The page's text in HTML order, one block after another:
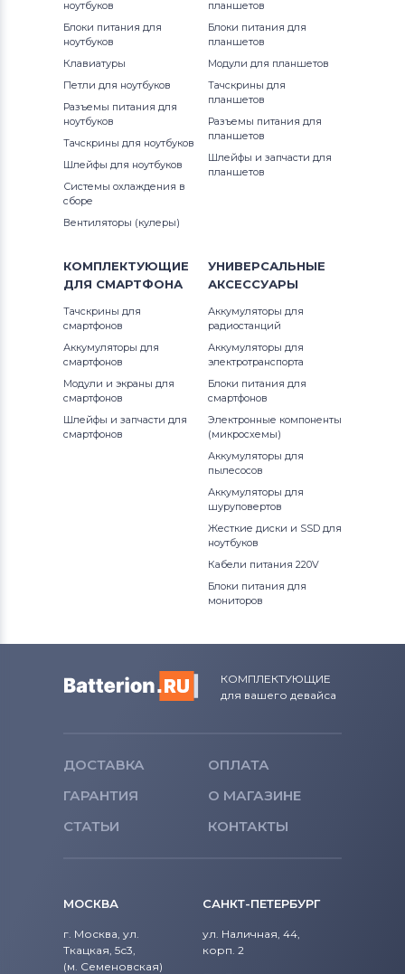
ноутбуков
Блоки питания для
ноутбуков
Клавиатуры
Петли для ноутбуков
Разъемы питания для
ноутбуков
Тачскрины для ноутбуков
Шлейфы для ноутбуков
Системы охлаждения в
сборе
Вентиляторы (кулеры)
планшетов
Блоки питания для
планшетов
Модули для планшетов
Тачскрины для
планшетов
Разъемы питания для
планшетов
Шлейфы и запчасти для
планшетов
КОМПЛЕКТУЮЩИЕ
ДЛЯ СМАРТФОНА
Тачскрины для
смартфонов
Аккумуляторы для
смартфонов
Модули и экраны для
смартфонов
Шлейфы и запчасти для
смартфонов
УНИВЕРСАЛЬНЫЕ
АКСЕССУАРЫ
Аккумуляторы для
радиостанций
Аккумуляторы для
электротранспорта
Блоки питания для
смартфонов
Электронные компоненты
(микросхемы)
Аккумуляторы для
пылесосов
Аккумуляторы для
шуруповертов
Жесткие диски и SSD для
ноутбуков
Кабели питания 220V
Блоки питания для
мониторов
КОМПЛЕКТУЮЩИЕ
для вашего девайса
ДОСТАВКА
ОПЛАТА
ГАРАНТИЯ
О МАГАЗИНЕ
СТАТЬИ
КОНТАКТЫ
МОСКВА
г. Москва, ул.
Ткацкая, 5с3,
(м. Семеновская)
САНКТ-ПЕТЕРБУРГ
ул. Наличная, 44,
корп. 2